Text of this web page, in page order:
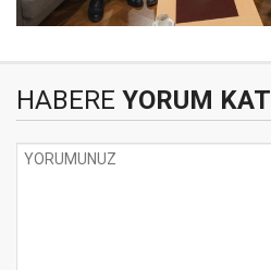
HABERE YORUM KAT